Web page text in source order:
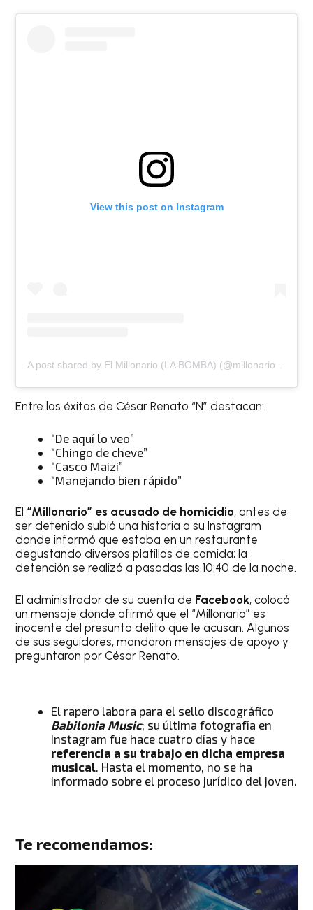
View this post on Instagram
A post shared by El Millonario (LA BOMBA) (@millonario_bm)
Entre los éxitos de César Renato “N” destacan:
“De aquí lo veo”
“Chingo de cheve”
“Casco Maizi”
“Manejando bien rápido”
El “Millonario” es acusado de homicidio, antes de
ser detenido subió una historia a su Instagram
donde informó que estaba en un restaurante
degustando diversos platillos de comida; la
detención se realizó a pasadas las 10:40 de la noche.
El administrador de su cuenta de Facebook, colocó
un mensaje donde afirmó que el “Millonario” es
inocente del presunto delito que le acusan. Algunos
de sus seguidores, mandaron mensajes de apoyo y
preguntaron por César Renato.
El rapero labora para el sello discográfico
Babilonia Music; su última fotografía en
Instagram fue hace cuatro días y hace
referencia a su trabajo en dicha empresa
musical. Hasta el momento, no se ha
informado sobre el proceso jurídico del joven.
Te recomendamos: